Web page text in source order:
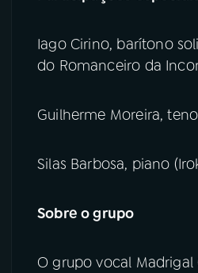
Iago Cirino, barítono
do Romanceiro da
Guilherme Moreira,
Silas Barbosa, piano
Sobre o grupo
O grupo vocal